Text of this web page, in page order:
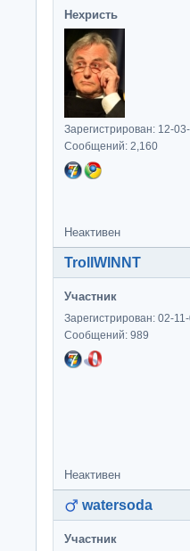
Нехристь
Зарегистрирован: 12-
Сообщений: 2,160
Неактивен
TrollWINNT
Участник
Зарегистрирован: 02-
Сообщений: 989
Неактивен
watersoda
Участник